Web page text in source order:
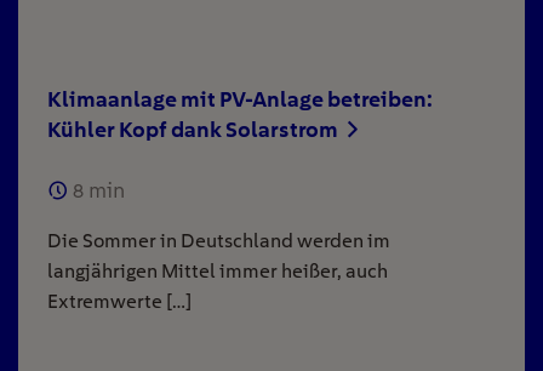
Klimaanlage mit PV-Anlage betreiben:
Kühler Kopf dank Solarstrom
8 min
Die Sommer in Deutschland werden im
langjährigen Mittel immer heißer, auch
Extremwerte […]